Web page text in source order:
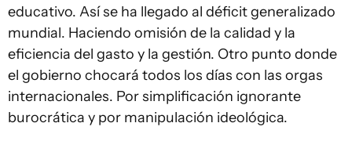
educativo. Así se ha llegado al déficit generalizado
mundial. Haciendo omisión de la calidad y la
eficiencia del gasto y la gestión. Otro punto donde
el gobierno chocará todos los días con las orgas
internacionales. Por simplificación ignorante
burocrática y por manipulación ideológica.